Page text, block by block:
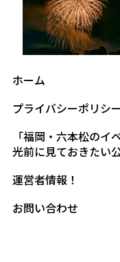
ホーム
プライバシーポリシー
「福岡・六本松の
光前に見ておきたい
運営者情報！
お問い合わせ